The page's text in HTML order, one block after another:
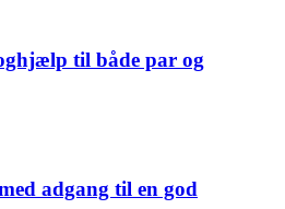
til både par og
adgang til en god